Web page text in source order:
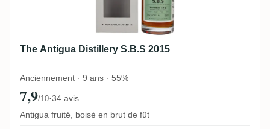
The Antigua Distillery S.B.S 2015
Anciennement · 9 ans · 55%
7,9/10·34 avis
Antigua fruité, boisé en brut de fût